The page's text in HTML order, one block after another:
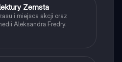
Zemsta
i miejsca akcji oraz
Aleksandra Fredry.